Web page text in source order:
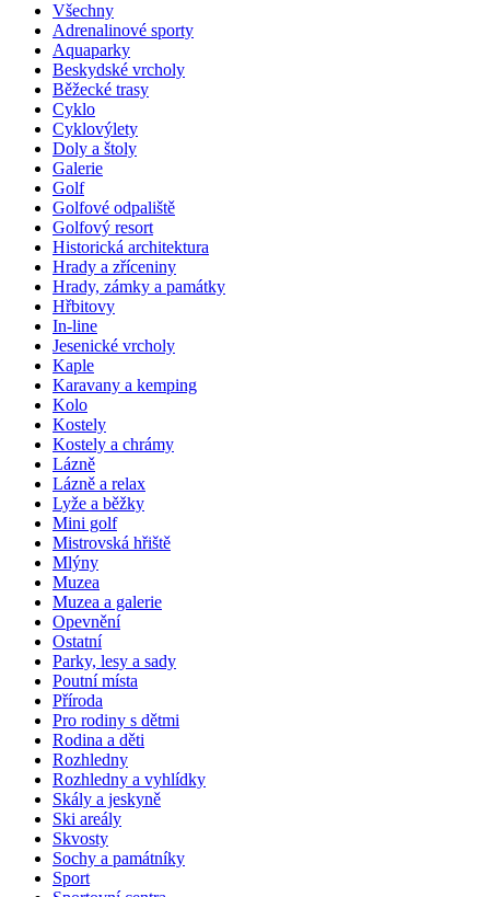
Všechny
Adrenalinové sporty
Aquaparky
Beskydské vrcholy
Běžecké trasy
Cyklo
Cyklovýlety
Doly a štoly
Galerie
Golf
Golfové odpaliště
Golfový resort
Historická architektura
Hrady a zříceniny
Hrady, zámky a památky
Hřbitovy
In-line
Jesenické vrcholy
Kaple
Karavany a kemping
Kolo
Kostely
Kostely a chrámy
Lázně
Lázně a relax
Lyže a běžky
Mini golf
Mistrovská hřiště
Mlýny
Muzea
Muzea a galerie
Opevnění
Ostatní
Parky, lesy a sady
Poutní místa
Příroda
Pro rodiny s dětmi
Rodina a děti
Rozhledny
Rozhledny a vyhlídky
Skály a jeskyně
Ski areály
Skvosty
Sochy a památníky
Sport